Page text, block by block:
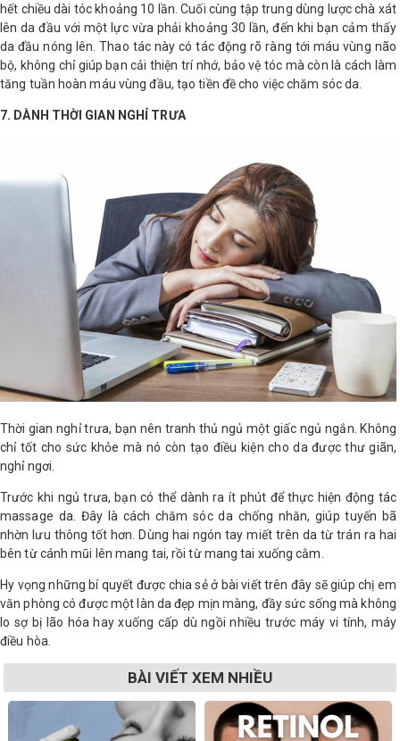
hết chiều dài tóc khoảng 10 lần. Cuối cùng tập trung dùng lược chà xát
lên da đầu với một lực vừa phải khoảng 30 lần, đến khi bạn cảm thấy
da đầu nóng lên. Thao tác này có tác động rõ ràng tới máu vùng não
bộ, không chỉ giúp bạn cải thiện trí nhớ, bảo vệ tóc mà còn là cách làm
tăng tuần hoàn máu vùng đầu, tạo tiền đề cho việc chăm sóc da.
7. DÀNH THỜI GIAN NGHỈ TRƯA
Thời gian nghỉ trưa, bạn nên tranh thủ ngủ một giấc ngủ ngắn. Không
chỉ tốt cho sức khỏe mà nó còn tạo điều kiện cho da được thư giãn,
nghỉ ngơi.
Trước khi ngủ trưa, bạn có thể dành ra ít phút để thực hiện động tác
massage da. Đây là cách chăm sóc da chống nhăn, giúp tuyến bã
nhờn lưu thông tốt hơn. Dùng hai ngón tay miết trên da từ trán ra hai
bên từ cánh mũi lên mang tai, rồi từ mang tai xuống cằm.
Hy vọng những bí quyết được chia sẻ ở bài viết trên đây sẽ giúp chị em
văn phòng có được một làn da đẹp mịn màng, đầy sức sống mà không
lo sợ bị lão hóa hay xuống cấp dù ngồi nhiều trước máy vi tính, máy
điều hòa.
BÀI VIẾT XEM NHIỀU